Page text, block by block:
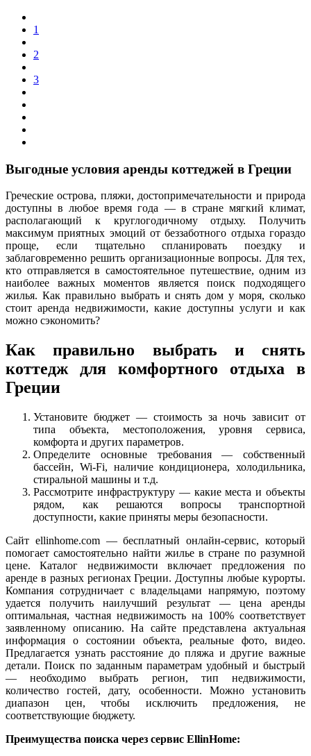
1
2
3
Выгодные условия аренды коттеджей в Греции
Греческие острова, пляжи, достопримечательности и природа
доступны в любое время года — в стране мягкий климат,
располагающий к круглогодичному отдыху. Получить
максимум приятных эмоций от беззаботного отдыха гораздо
проще, если тщательно спланировать поездку и
заблаговременно решить организационные вопросы. Для тех,
кто отправляется в самостоятельное путешествие, одним из
наиболее важных моментов является поиск подходящего
жилья. Как правильно выбрать и снять дом у моря, сколько
стоит аренда недвижимости, какие доступны услуги и как
можно сэкономить?
Как правильно выбрать и снять
коттедж для комфортного отдыха в
Греции
Установите бюджет — стоимость за ночь зависит от
типа объекта, местоположения, уровня сервиса,
комфорта и других параметров.
Определите основные требования — собственный
бассейн, Wi-Fi, наличие кондиционера, холодильника,
стиральной машины и т.д.
Рассмотрите инфраструктуру — какие места и объекты
рядом, как решаются вопросы транспортной
доступности, какие приняты меры безопасности.
Сайт ellinhome.com — бесплатный онлайн-сервис, который
помогает самостоятельно найти жилье в стране по разумной
цене. Каталог недвижимости включает предложения по
аренде в разных регионах Греции. Доступны любые курорты.
Компания сотрудничает с владельцами напрямую, поэтому
удается получить наилучший результат — цена аренды
оптимальная, частная недвижимость на 100% соответствует
заявленному описанию. На сайте представлена актуальная
информация о состоянии объекта, реальные фото, видео.
Предлагается узнать расстояние до пляжа и другие важные
детали. Поиск по заданным параметрам удобный и быстрый
— необходимо выбрать регион, тип недвижимости,
количество гостей, дату, особенности. Можно установить
диапазон цен, чтобы исключить предложения, не
соответствующие бюджету.
Преимущества поиска через сервис EllinHome: